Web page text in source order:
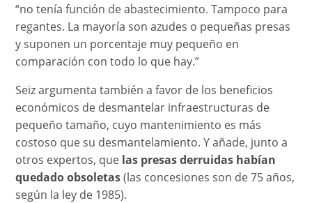
“no tenía función de abastecimiento. Tampoco para
regantes. La mayoría son azudes o pequeñas presas
y suponen un porcentaje muy pequeño en
comparación con todo lo que hay.”
Seiz argumenta también a favor de los beneficios
económicos de desmantelar infraestructuras de
pequeño tamaño, cuyo mantenimiento es más
costoso que su desmantelamiento. Y añade, junto a
otros expertos, que las presas derruidas habían
quedado obsoletas(las concesiones son de 75 años,
según la ley de 1985).